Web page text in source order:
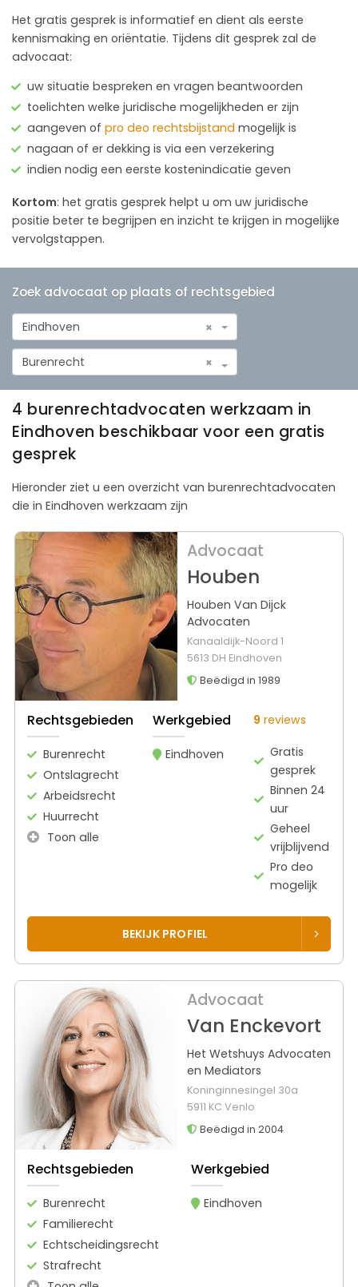
Het gratis gesprek is informatief en dient als eerste
kennismaking en oriëntatie. Tijdens dit gesprek zal de
advocaat:
uw situatie bespreken en vragen beantwoorden
toelichten welke juridische mogelijkheden er zijn
aangeven of pro deo rechtsbijstand mogelijk is
nagaan of er dekking is via een verzekering
indien nodig een eerste kostenindicatie geven
Kortom: het gratis gesprek helpt u om uw juridische
positie beter te begrijpen en inzicht te krijgen in mogelijke
vervolgstappen.
Zoek advocaat op plaats of rechtsgebied
×
Eindhoven
×
Burenrecht
4 burenrechtadvocaten werkzaam in
Eindhoven beschikbaar voor een gratis
gesprek
Hieronder ziet u een overzicht van burenrechtadvocaten
die in Eindhoven werkzaam zijn
Advocaat
Houben
Houben Van Dijck
Advocaten
Kanaaldijk-Noord 1
5613 DH Eindhoven
Beëdigd in 1989
Rechtsgebieden
Burenrecht
Ontslagrecht
Arbeidsrecht
Huurrecht
Toon alle
Werkgebied
Eindhoven
9 reviews
Gratis
gesprek
Binnen 24
uur
Geheel
vrijblijvend
Pro deo
mogelijk
BEKIJK PROFIEL
Advocaat
Van Enckevort
Het Wetshuys Advocaten
en Mediators
Koninginnesingel 30a
5911 KC Venlo
Beëdigd in 2004
Rechtsgebieden
Burenrecht
Familierecht
Echtscheidingsrecht
Strafrecht
Werkgebied
Eindhoven